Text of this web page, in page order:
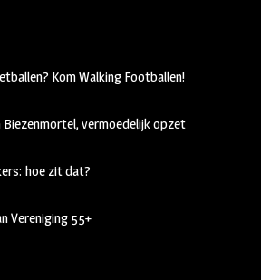
Kom Walking Footballen!
Biezenmortel, vermoedelijk opzet
hoe zit dat?
Vereniging 55+